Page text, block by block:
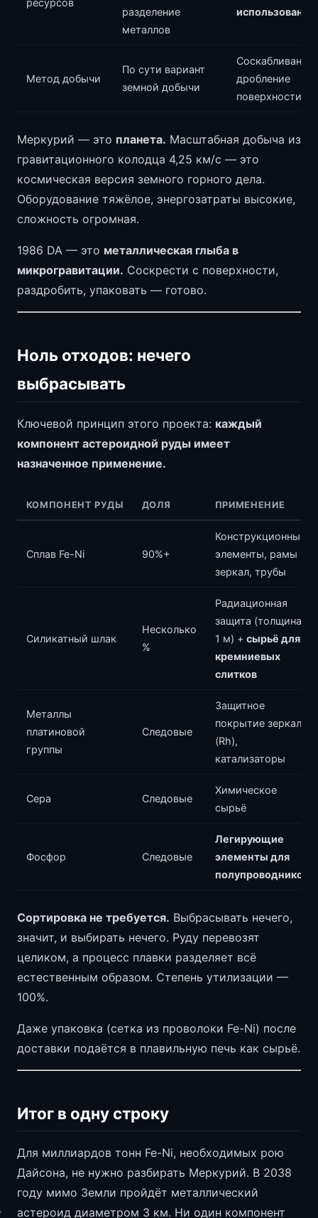
разделение
металлов
Метод добычи
По сути вариант
земной добычи
Соскабливание
дробление
поверхности
Меркурий — это планета. Масштабная добыча из
гравитационного колодца 4,25 км/с — это
космическая версия земного горного дела.
Оборудование тяжёлое, энергозатраты высокие,
сложность огромная.
1986 DA — это металлическая глыба в
микрогравитации. Соскрести с поверхности,
раздробить, упаковать — готово.
Ноль отходов: нечего
выбрасывать
Ключевой принцип этого проекта: каждый
компонент астероидной руды имеет
назначенное применение.
КОМПОНЕНТ РУДЫ ДОЛЯ ПРИМЕНЕНИЕ
Сплав Fe-Ni 90%+
Конструкционные
элементы, рамы
зеркал, трубы
Силикатный шлак
Несколько
%
Радиационная
защита (толщина
1 м) + сырьё для
кремниевых
слитков
Металлы
платиновой
группы
Следовые
Защитное
покрытие зеркал
(Rh),
катализаторы
Сера Следовые
Химическое
сырьё
Фосфор Следовые
Легирующие
элементы для
полупроводников
Сортировка не требуется. Выбрасывать нечего,
значит, и выбирать нечего. Руду перевозят
целиком, а процесс плавки разделяет всё
естественным образом. Степень утилизации —
100%.
Даже упаковка (сетка из проволоки Fe-Ni) после
доставки подаётся в плавильную печь как сырьё.
Итог в одну строку
Для миллиардов тонн Fe-Ni, необходимых рою
Дайсона, не нужно разбирать Меркурий. В 2038
году мимо Земли пройдёт металлический
астероид диаметром 3 км. Ни один компонент